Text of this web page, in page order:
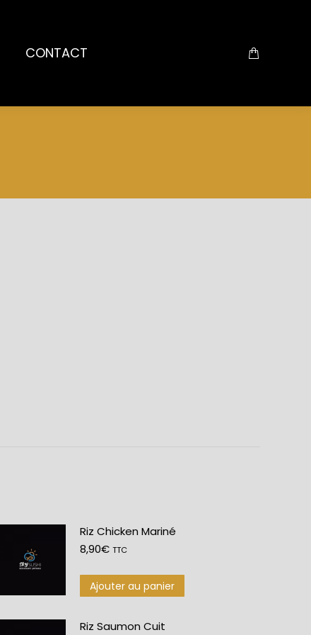
CONTACT
Riz Chicken Mariné
8,90€ TTC
Ajouter au panier
Riz Saumon Cuit